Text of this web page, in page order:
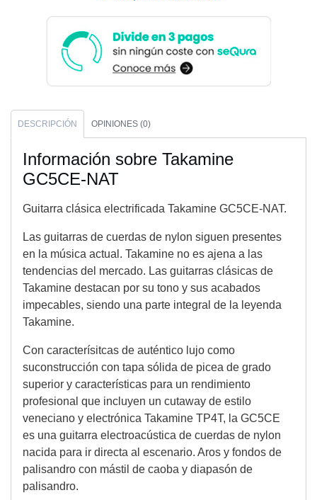
DESCRIPCIÓN OPINIONES (0)
Información sobre Takamine
GC5CE-NAT
Guitarra clásica electrificada Takamine GC5CE-NAT.
Las guitarras de cuerdas de nylon siguen presentes
en la música actual. Takamine no es ajena a las
tendencias del mercado. Las guitarras clásicas de
Takamine destacan por su tono y sus acabados
impecables, siendo una parte integral de la leyenda
Takamine.
Con caracterísitcas de auténtico lujo como
suconstrucción con tapa sólida de picea de grado
superior y características para un rendimiento
profesional que incluyen un cutaway de estilo
veneciano y electrónica Takamine TP4T, la GC5CE
es una guitarra electroacústica de cuerdas de nylon
nacida para ir directa al escenario. Aros y fondos de
palisandro con mástil de caoba y diapasón de
palisandro.